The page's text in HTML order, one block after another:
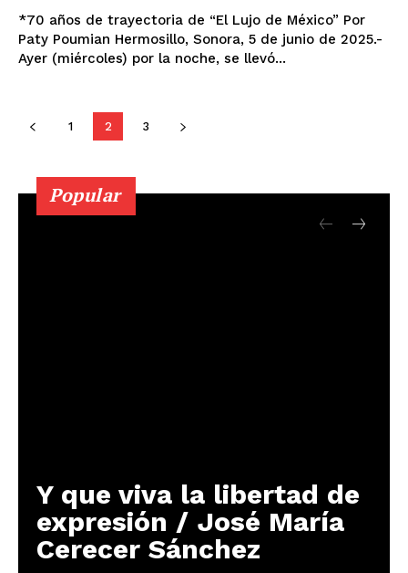
*70 años de trayectoria de “El Lujo de México” Por
Paty Poumian Hermosillo, Sonora, 5 de junio de 2025.-
Ayer (miércoles) por la noche, se llevó...
1 2 3
Popular
Y que viva la libertad de
expresión / José María
Cerecer Sánchez